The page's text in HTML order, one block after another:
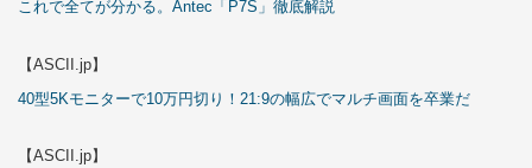
これで全てが分かる。Antec「P7S」徹底解説
【ASCII.jp】
40型5Kモニターで10万円切り！21:9の幅広でマルチ画面を卒業だ
【ASCII.jp】